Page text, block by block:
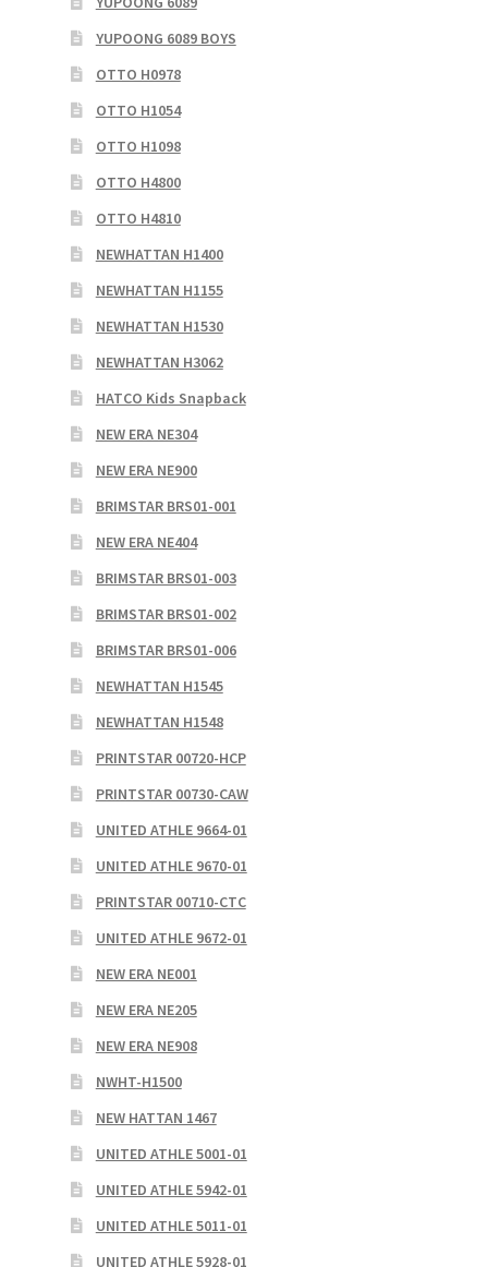
YUPOONG 6089 BOYS
OTTO H0978
OTTO H1054
OTTO H1098
OTTO H4800
OTTO H4810
NEWHATTAN H1400
NEWHATTAN H1155
NEWHATTAN H1530
NEWHATTAN H3062
HATCO Kids Snapback
NEW ERA NE304
NEW ERA NE900
BRIMSTAR BRS01-001
NEW ERA NE404
BRIMSTAR BRS01-003
BRIMSTAR BRS01-002
BRIMSTAR BRS01-006
NEWHATTAN H1545
NEWHATTAN H1548
PRINTSTAR 00720-HCP
PRINTSTAR 00730-CAW
UNITED ATHLE 9664-01
UNITED ATHLE 9670-01
PRINTSTAR 00710-CTC
UNITED ATHLE 9672-01
NEW ERA NE001
NEW ERA NE205
NEW ERA NE908
NWHT-H1500
NEW HATTAN 1467
UNITED ATHLE 5001-01
UNITED ATHLE 5942-01
UNITED ATHLE 5011-01
UNITED ATHLE 5928-01